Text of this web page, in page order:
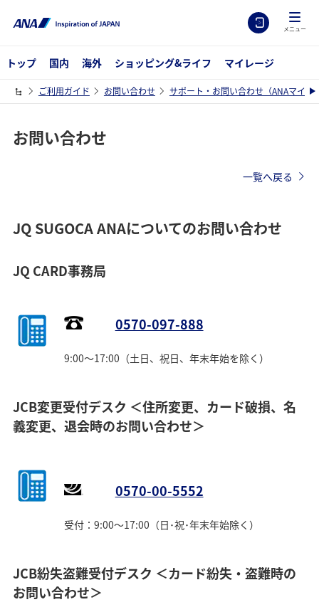
メニュー
トップ 国内 海外 ショッピング&ライフ マイレージ
ご利用ガイド お問い合わせ サポート・お問い合わせ（ANAマイレ
お問い合わせ
一覧へ戻る
JQ SUGOCA ANAについてのお問い合わせ
JQ CARD事務局
0570-097-888
9:00～17:00（土日、祝日、年末年始を除く）
JCB変更受付デスク ＜住所変更、カード破損、名
義変更、退会時のお問い合わせ＞
0570-00-5552
受付：9:00～17:00（日･祝･年末年始除く）
JCB紛失盗難受付デスク ＜カード紛失・盗難時の
お問い合わせ＞